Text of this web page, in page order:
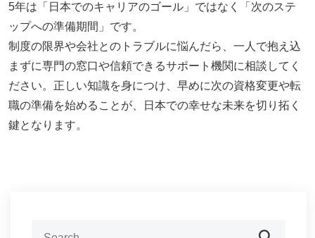
5年は「日本でのキャリアのゴール」ではなく「次のステ
ップへの準備期間」です。
制度の限界や会社とのトラブルに悩んだら、一人で抱え込
まずに専門の窓口や信頼できるサポート機関に相談してく
ださい。正しい知識を身につけ、早めに次の資格変更や転
職の準備を始めることが、日本での幸せな未来を切り拓く
鍵となります。